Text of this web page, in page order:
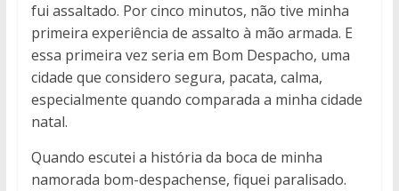
fui assaltado. Por cinco minutos, não tive minha
primeira experiência de assalto à mão armada. E
essa primeira vez seria em Bom Despacho, uma
cidade que considero segura, pacata, calma,
especialmente quando comparada a minha cidade
natal.
Quando escutei a história da boca de minha
namorada bom-despachense, fiquei paralisado.